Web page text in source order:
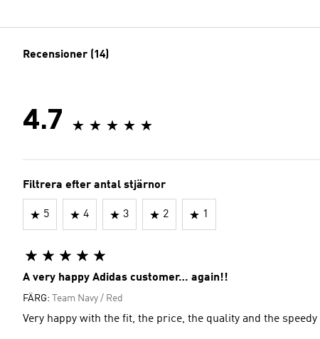
Recensioner (14)
4.7
Filtrera efter antal stjärnor
5 4 3 2 1
A very happy Adidas customer… again!!
FÄRG: Team Navy / Red
Very happy with the fit, the price, the quality and the speedy